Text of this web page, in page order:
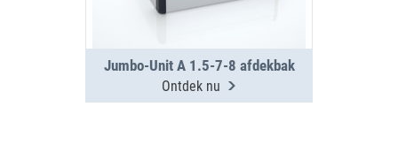
Jumbo-Unit A 1.5-7-8 afdekbak
Ontdek nu